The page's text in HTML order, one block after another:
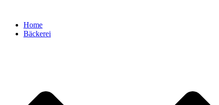
springenHome
Bäckerei